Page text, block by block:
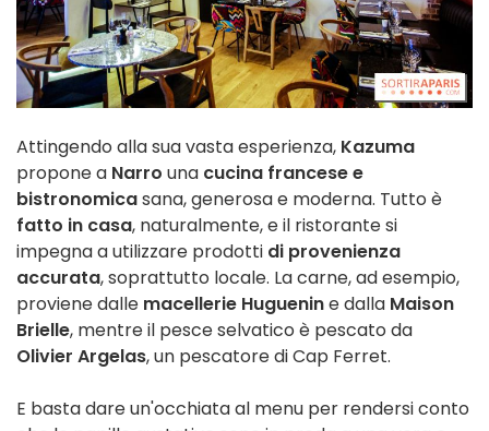
Attingendo alla sua vasta esperienza, Kazuma
propone a Narro una cucina francese e
bistronomicasana, generosa e moderna. Tutto è
fatto in casa, naturalmente, e il ristorante si
impegna a utilizzare prodotti di provenienza
accurata, soprattutto locale. La carne, ad esempio,
proviene dalle macellerie Huguenine dalla Maison
Brielle, mentre il pesce selvatico è pescato da
Olivier Argelas, un pescatore di Cap Ferret.
E basta dare un'occhiata al menu per rendersi conto